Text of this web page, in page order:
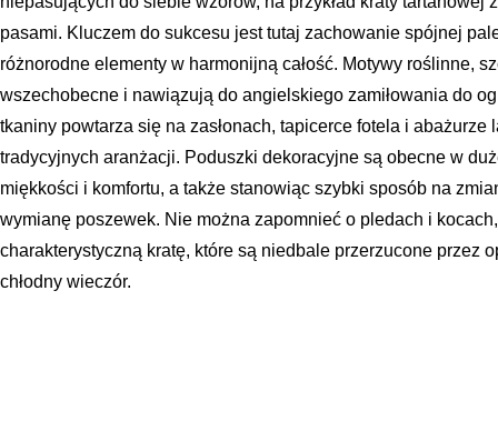
pasami. Kluczem do sukcesu jest tutaj zachowanie spójnej
różnorodne elementy w harmonijną całość. Motywy roślinne,
wszechobecne i nawiązują do angielskiego zamiłowania do
tkaniny powtarza się na zasłonach, tapicerce fotela i
tradycyjnych aranżacji. Poduszki dekoracyjne są obecne w
miękkości i komfortu, a także stanowiąc szybki sposób na
wymianę poszewek. Nie można zapomnieć o pledach i
charakterystyczną kratę, które są niedbale przerzucone przez
chłodny wieczór.